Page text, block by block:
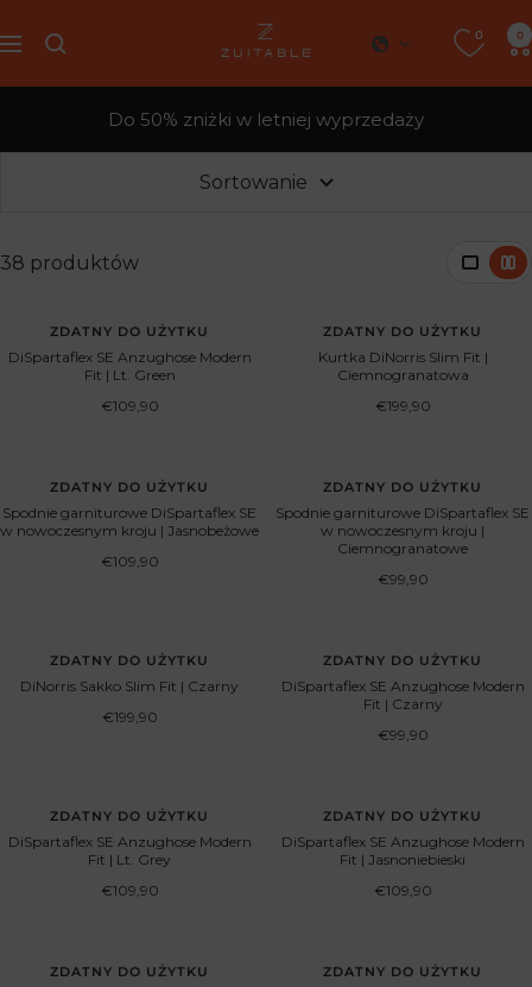
do
Nawigacja
Zuitable 0 0
Do 50% zniżki w letniej wyprzedaży
Sortowanie
38 produktów
ZDATNY DO UŻYTKU
DiSpartaflex SE Anzughose Modern
Fit | Lt. Green
Cena
€109,90
ZDATNY DO UŻYTKU
Kurtka DiNorris Slim Fit |
Ciemnogranatowa
Cena
€199,90
ZDATNY DO UŻYTKU
Spodnie garniturowe DiSpartaflex SE
w nowoczesnym kroju | Jasnobeżowe
Cena
€109,90
ZDATNY DO UŻYTKU
Spodnie garniturowe DiSpartaflex SE
w nowoczesnym kroju |
Ciemnogranatowe
Cena
€99,90
ZDATNY DO UŻYTKU
DiNorris Sakko Slim Fit | Czarny
Cena
€199,90
ZDATNY DO UŻYTKU
DiSpartaflex SE Anzughose Modern
Fit | Czarny
Cena
€99,90
ZDATNY DO UŻYTKU
DiSpartaflex SE Anzughose Modern
Fit | Lt. Grey
Cena
€109,90
ZDATNY DO UŻYTKU
DiSpartaflex SE Anzughose Modern
Fit | Jasnoniebieski
Cena
€109,90
ZDATNY DO UŻYTKU ZDATNY DO UŻYTKU